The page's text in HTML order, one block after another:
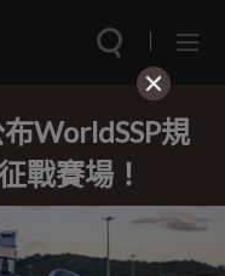
WorldSSP規
戰賽場！